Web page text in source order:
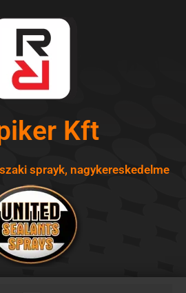
Kft
sprayk, nagykereskedelme